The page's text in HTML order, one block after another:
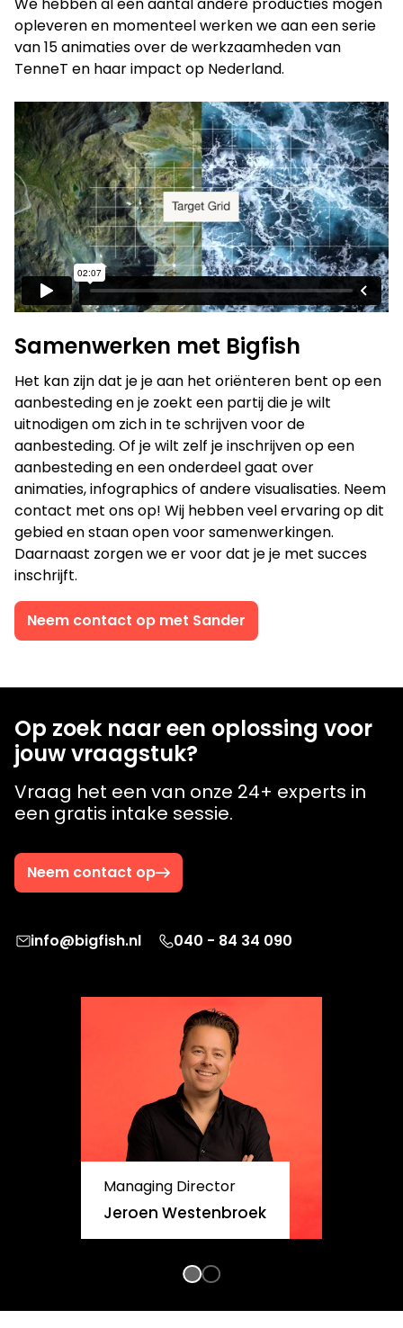
We hebben al een aantal andere producties mogen
opleveren en momenteel werken we aan een serie
van 15 animaties over de werkzaamheden van
TenneT en haar impact op Nederland.
Samenwerken met Bigfish
Het kan zijn dat je je aan het oriënteren bent op een
aanbesteding en je zoekt een partij die je wilt
uitnodigen om zich in te schrijven voor de
aanbesteding. Of je wilt zelf je inschrijven op een
aanbesteding en een onderdeel gaat over
animaties, infographics of andere visualisaties. Neem
contact met ons op! Wij hebben veel ervaring op dit
gebied en staan open voor samenwerkingen.
Daarnaast zorgen we er voor dat je je met succes
inschrijft.
Neem contact op met Sander
Op zoek naar een oplossing voor
jouw vraagstuk?
Vraag het een van onze 24+ experts in
een gratis intake sessie.
Neem contact op
info@bigfish.nl 040 - 84 34 090
Managing Director
Jeroen Westenbroek